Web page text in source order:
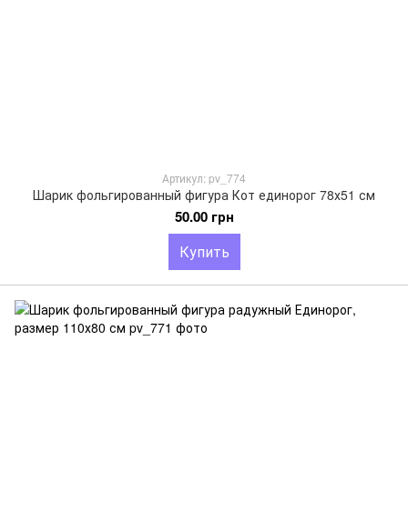
Артикул: pv_774
Шарик фольгированный фигура Кот единорог 78х51 см
50.00 грн
Купить